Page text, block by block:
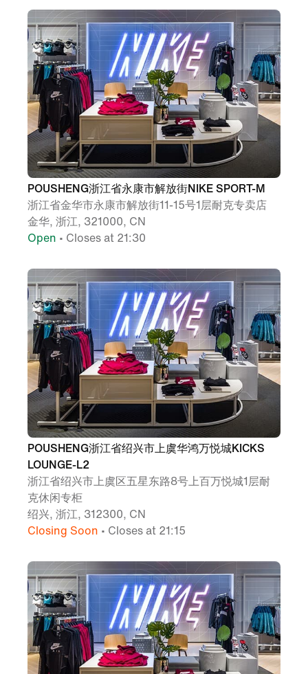
POUSHENG浙江省永康市解放街NIKE SPORT-M
浙江省金华市永康市解放街11-15号1层耐克专卖店
金华, 浙江, 321000, CN
Open • Closes at 21:30
POUSHENG浙江省绍兴市上虞华鸿万悦城KICKS
LOUNGE-L2
浙江省绍兴市上虞区五星东路8号上百万悦城1层耐
克休闲专柜
绍兴, 浙江, 312300, CN
Closing Soon • Closes at 21:15